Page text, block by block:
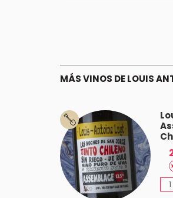
MÁS VINOS DE LOUIS